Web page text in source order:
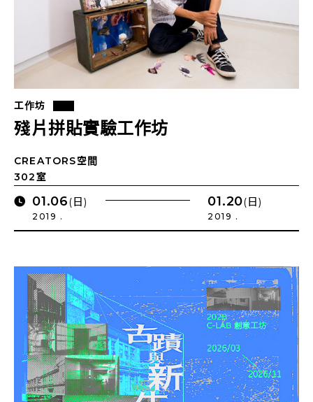
工作坊
殘片拼貼實驗工作坊
CREATORS空間
302室
01.06(日)
2019 .
01.20(日)
2019 .